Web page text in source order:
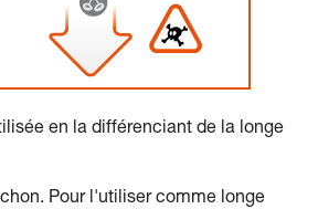
en la différenciant de la longe
Pour l'utiliser comme longe